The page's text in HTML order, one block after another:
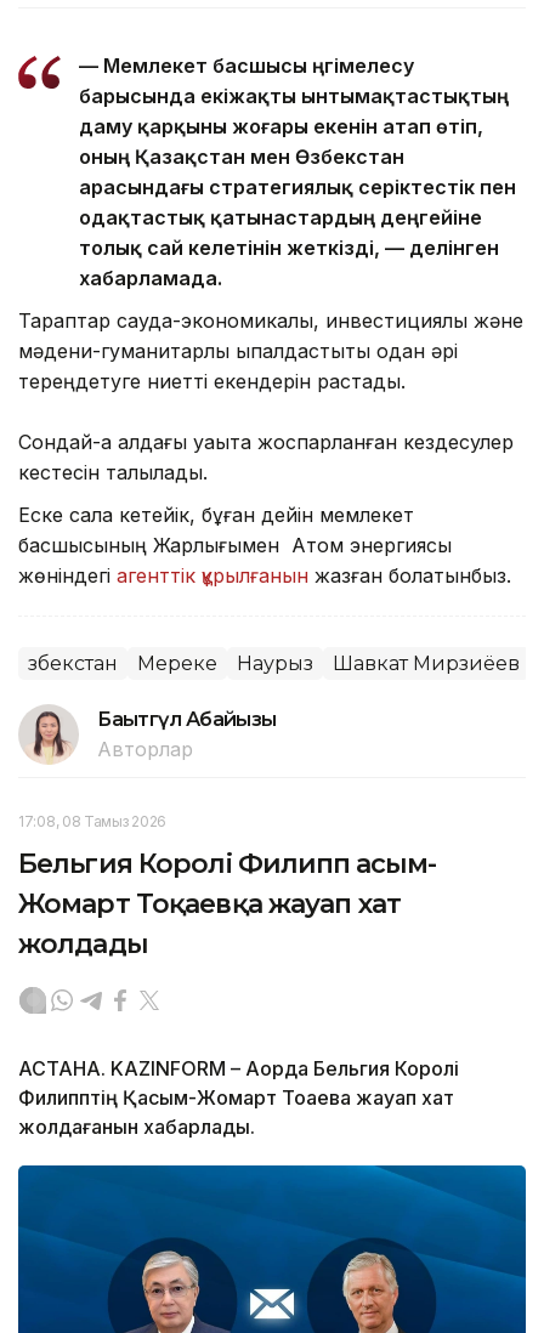
— Мемлекет басшысы әңгімелесу
барысында екіжақты ынтымақтастықтың
даму қарқыны жоғары екенін атап өтіп,
оның Қазақстан мен Өзбекстан
арасындағы стратегиялық серіктестік пен
одақтастық қатынастардың деңгейіне
толық сай келетінін жеткізді, — делінген
хабарламада.
Тараптар сауда-экономикалық, инвестициялық және
мәдени-гуманитарлық ықпалдастықты одан әрі
тереңдетуге ниетті екендерін растады.
Сондай-ақ алдағы уақытқа жоспарланған кездесулер
кестесін талқылады.
Еске сала кетейік, бұған дейін мемлекет
басшысының Жарлығымен Атом энергиясы
жөніндегі агенттік құрылғанын жазған болатынбыз.
Өзбекстан Мереке Наурыз Шавкат Мирзиёев
Бақытгүл Абайқызы
Авторлар
17:08, 08 Тамыз 2026
Бельгия Королі Филипп Қасым-
Жомарт Тоқаевқа жауап хат
жолдады
АСТАНА. KAZINFORM – Ақорда Бельгия Королі
Филипптің Қасым-Жомарт Тоқаевқа жауап хат
жолдағанын хабарлады.